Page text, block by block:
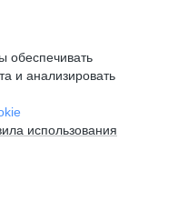
обеспечивать
и анализировать
использования